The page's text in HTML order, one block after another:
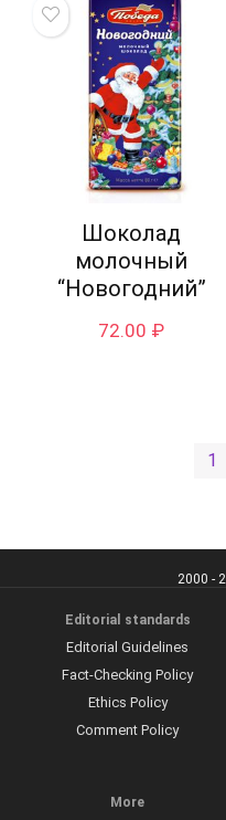
Шоколад
молочный
“Новогодний”
72.00 ₽
1
2000 -
Editorial standards
Editorial Guidelines
Fact-Checking Policy
Ethics Policy
Comment Policy
More